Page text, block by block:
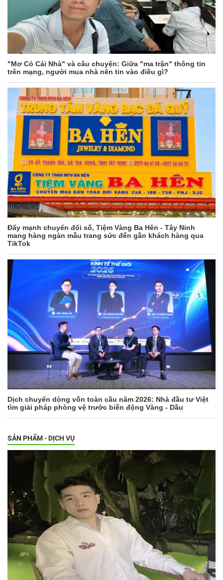
"Mơ Có Cái Nhà" và câu chuyện: Giữa "ma trận" thông tin
trên mạng, người mua nhà nên tin vào điều gì?
Đẩy mạnh chuyển đổi số, Tiệm Vàng Ba Hên - Tây Ninh
mang hàng ngàn mẫu trang sức đến gần khách hàng qua
TikTok
Dịch chuyển dòng vốn toàn cầu năm 2026: Nhà đầu tư Việt
tìm giải pháp phòng vệ trước biến động Vàng - Dầu
SẢN PHẨM - DỊCH VỤ